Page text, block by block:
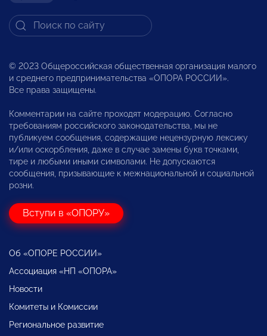
© 2023 Общероссийская общественная организация малого
и среднего предпринимательства «ОПОРА РОССИИ».
Все права защищены.
Комментарии на сайте проходят модерацию. Согласно
требованиям российского законодательства, мы не
публикуем сообщения, содержащие нецензурную лексику
и/или оскорбления, даже в случае замены букв точками,
тире и любыми иными символами. Не допускаются
сообщения, призывающие к межнациональной и социальной
розни.
Вступи в «ОПОРУ»
Об «ОПОРЕ РОССИИ»
Ассоциация «НП «ОПОРА»
Новости
Комитеты и Комиссии
Региональное развитие